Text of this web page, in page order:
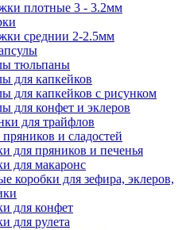
плотные 3 - 3.2мм
среднии 2-2.5мм
тюльпаны
для капкейков
для капкейков с рисунком
для конфет и эклеров
для трайфлов
и сладостей
для пряников и печенья
для макаронс
коробки для зефира, эклеров,
для конфет
для рулета